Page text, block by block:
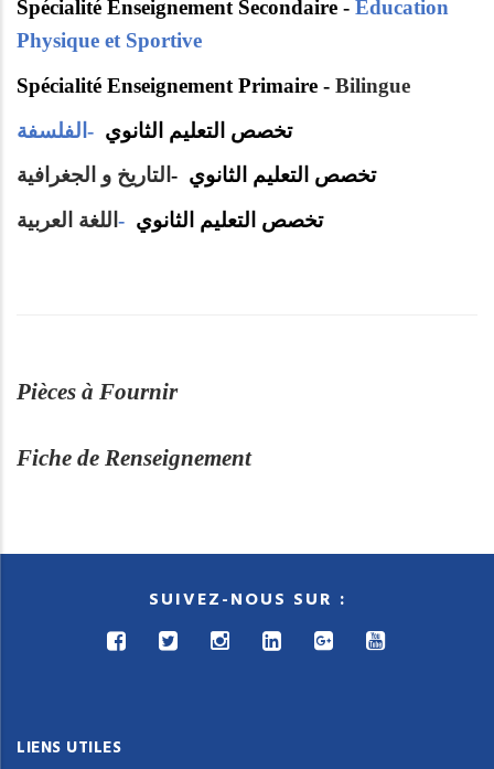
Spécialité Enseignement Secondaire - Education
Physique et Sportive
Spécialité Enseignement Primaire - Bilingue
تخصص التعليم الثانوي - الفلسفة
تخصص التعليم الثانوي - التاريخ و الجغرافية
تخصص التعليم الثانوي - اللغة العربية
Pièces à Fournir
Fiche de Renseignement
SUIVEZ-NOUS SUR :
LIENS UTILES